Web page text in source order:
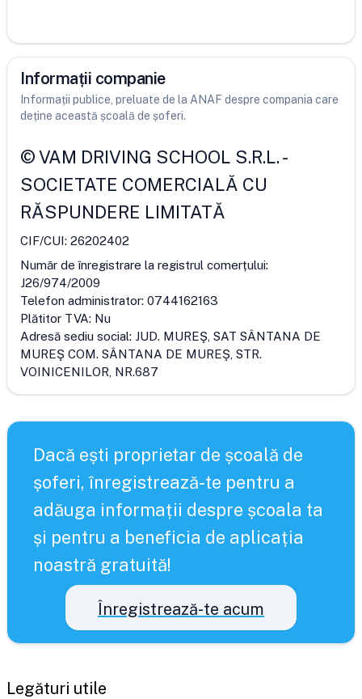
Informații companie
Informații publice, preluate de la ANAF despre compania care
deține această școală de șoferi.
©VAM DRIVING SCHOOL S.R.L.-
SOCIETATE COMERCIALĂ CU
RĂSPUNDERE LIMITATĂ
CIF/CUI: 26202402
Număr de înregistrare la registrul comerțului:
J26/974/2009
Telefon administrator: 0744162163
Plătitor TVA: Nu
Adresă sediu social: JUD. MUREŞ, SAT SÂNTANA DE
MUREŞ COM. SÂNTANA DE MUREŞ, STR.
VOINICENILOR, NR.687
Dacă ești proprietar de școală de
șoferi, înregistrează-te pentru a
adăuga informații despre școala ta
și pentru a beneficia de aplicația
noastră gratuită!
Înregistrează-te acum
Legături utile